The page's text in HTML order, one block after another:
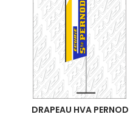
DRAPEAU HVA PERNOD